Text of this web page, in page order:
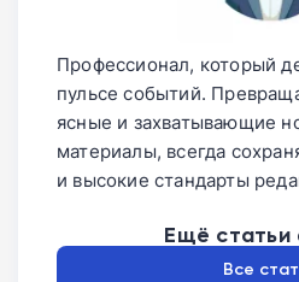
Профессионал, который
пульсе событий.
ясные и захватывающие
материалы, всегда
и высокие стандарты
Ещё статьи
Все